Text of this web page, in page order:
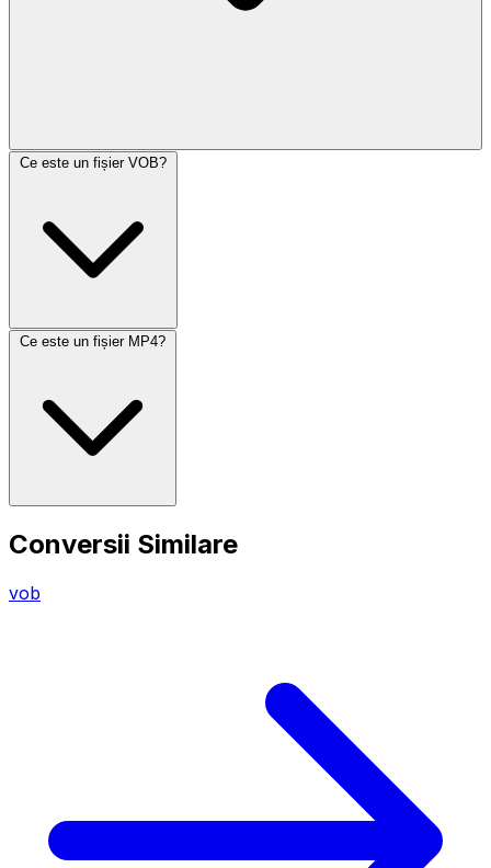
Ce este un fișier VOB?
Ce este un fișier MP4?
Conversii Similare
vob